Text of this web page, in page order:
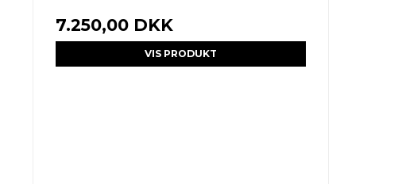
7.250,00 DKK
VIS PRODUKT